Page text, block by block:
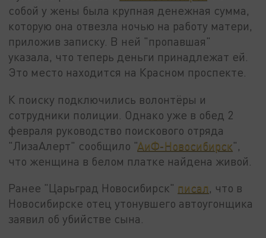
собой у жены была крупная денежная сумма,
которую она отвезла ночью на работу матери,
приложив записку. В ней "пропавшая"
указала, что теперь деньги принадлежат ей.
Это место находится на Красном проспекте.
К поиску подключились волонтёры и
сотрудники полиции. Однако уже в обед 2
февраля руководство поискового отряда
"ЛизаАлерт" сообщило "АиФ-Новосибирск",
что женщина в белом платке найдена живой.
Ранее "Царьград Новосибирск" писал, что в
Новосибирске отец утонувшего автоугонщика
заявил об убийстве сына.